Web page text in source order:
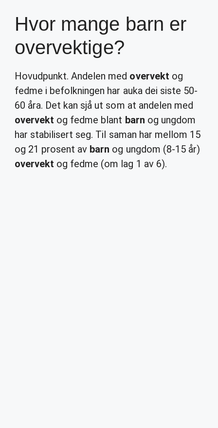
Hvor mange barn er
overvektige?
Hovudpunkt. Andelen med overvekt og
fedme i befolkningen har auka dei siste 50-
60 åra. Det kan sjå ut som at andelen med
overvekt og fedme blant barn og ungdom
har stabilisert seg. Til saman har mellom 15
og 21 prosent av barn og ungdom (8-15 år)
overvekt og fedme (om lag 1 av 6).